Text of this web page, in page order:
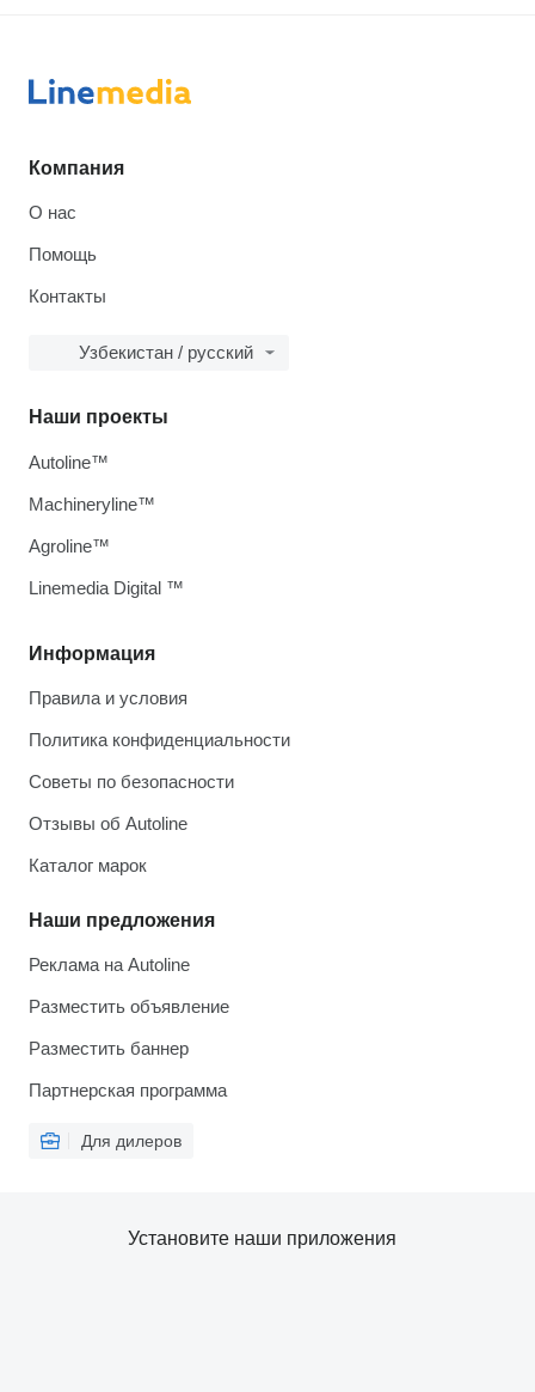
Компания
О нас
Помощь
Контакты
Узбекистан / русский
Информация
Правила и условия
Политика конфиденциальности
Советы по безопасности
Отзывы об Autoline
Каталог марок
Наши предложения
Реклама на Autoline
Разместить объявление
Разместить баннер
Партнерская программа
Для дилеров
Наши проекты
Autoline™
Machineryline™
Agroline™
Linemedia Digital ™
Установите наши приложения